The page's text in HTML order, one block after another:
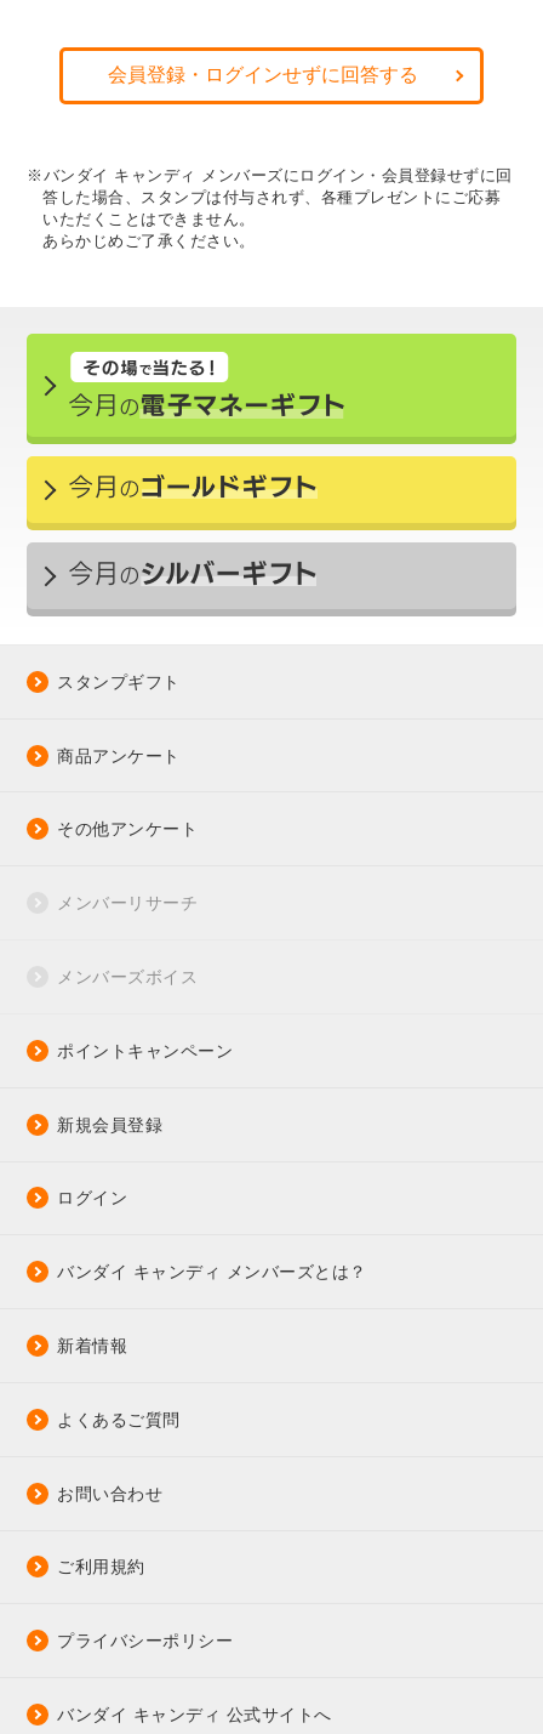
会員登録・ログインせずに回答する
※バンダイ キャンディ メンバーズにログイン・会員登録せずに回
答した場合、スタンプは付与されず、各種プレゼントにご応募
いただくことはできません。
あらかじめご了承ください。
スタンプギフト
商品アンケート
その他アンケート
メンバーリサーチ
メンバーズボイス
ポイントキャンペーン
新規会員登録
ログイン
バンダイ キャンディ メンバーズとは？
新着情報
よくあるご質問
お問い合わせ
ご利用規約
プライバシーポリシー
バンダイ キャンディ 公式サイトへ